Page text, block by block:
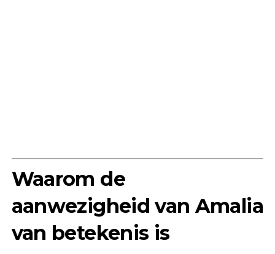
Waarom de
aanwezigheid van Amalia
van betekenis is